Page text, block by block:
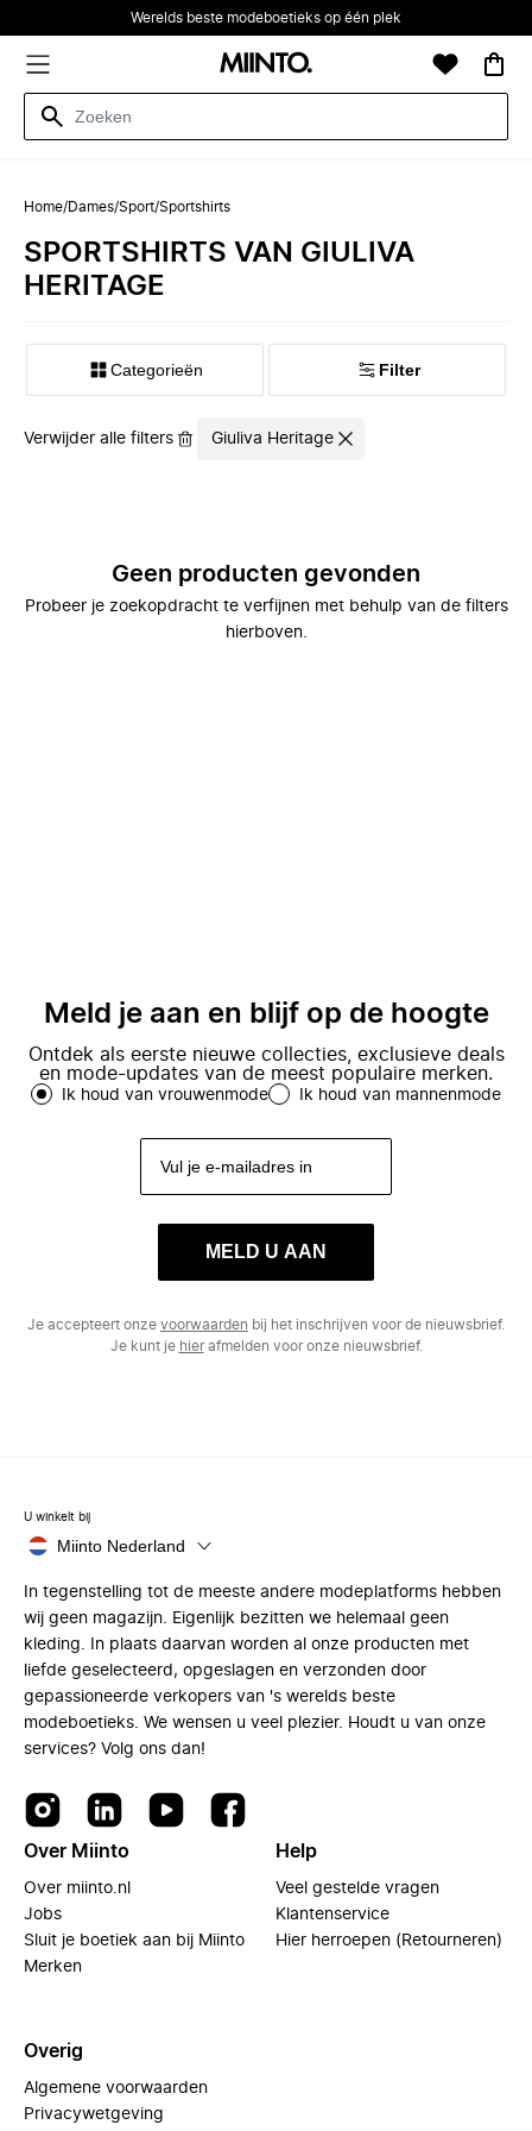
Werelds beste modeboetieks op één plek
Home/Dames/Sport/Sportshirts
SPORTSHIRTS VAN GIULIVA
HERITAGE
Categorieën Filter
Verwijder alle filters Giuliva Heritage
Geen producten gevonden
Probeer je zoekopdracht te verfijnen met behulp van de filters
hierboven.
Meld je aan en blijf op de hoogte
Ontdek als eerste nieuwe collecties, exclusieve deals
en mode-updates van de meest populaire merken.
Ik houd van vrouwenmode Ik houd van mannenmode
MELD U AAN
Je accepteert onze voorwaarden bij het inschrijven voor de nieuwsbrief.
Je kunt je hierafmelden voor onze nieuwsbrief.
U winkelt bij
Miinto Nederland
In tegenstelling tot de meeste andere modeplatforms hebben
wij geen magazijn. Eigenlijk bezitten we helemaal geen
kleding. In plaats daarvan worden al onze producten met
liefde geselecteerd, opgeslagen en verzonden door
gepassioneerde verkopers van 's werelds beste
modeboetieks. We wensen u veel plezier. Houdt u van onze
services? Volg ons dan!
Over Miinto
Over miinto.nl
Jobs
Sluit je boetiek aan bij Miinto
Merken
Help
Veel gestelde vragen
Klantenservice
Hier herroepen (Retourneren)
Overig
Algemene voorwaarden
Privacywetgeving